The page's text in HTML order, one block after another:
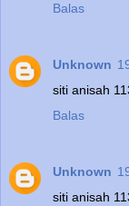
Balas
Unknown
siti anisah
Balas
Unknown
siti anisah